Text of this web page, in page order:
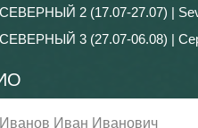
СЕВЕРНЫЙ 2 (17.07-27.07) |
СЕВЕРНЫЙ 3 (27.07-06.08) |